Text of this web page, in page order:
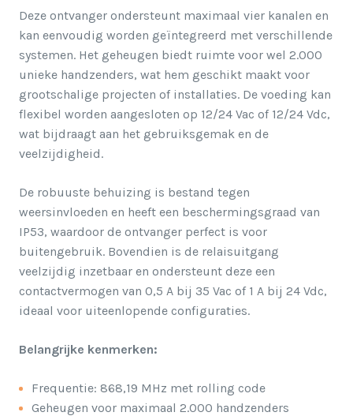
Deze ontvanger ondersteunt maximaal vier kanalen en
kan eenvoudig worden geïntegreerd met verschillende
systemen. Het geheugen biedt ruimte voor wel 2.000
unieke handzenders, wat hem geschikt maakt voor
grootschalige projecten of installaties. De voeding kan
flexibel worden aangesloten op 12/24 Vac of 12/24 Vdc,
wat bijdraagt aan het gebruiksgemak en de
veelzijdigheid.
De robuuste behuizing is bestand tegen
weersinvloeden en heeft een beschermingsgraad van
IP53, waardoor de ontvanger perfect is voor
buitengebruik. Bovendien is de relaisuitgang
veelzijdig inzetbaar en ondersteunt deze een
contactvermogen van 0,5 A bij 35 Vac of 1 A bij 24 Vdc,
ideaal voor uiteenlopende configuraties.
Belangrijke kenmerken:
Frequentie: 868,19 MHz met rolling code
Geheugen voor maximaal 2.000 handzenders